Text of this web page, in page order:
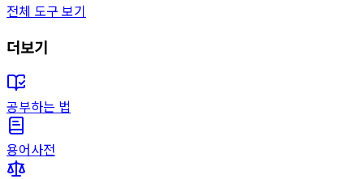
전체 도구 보기
더보기
공부하는 법
용어사전